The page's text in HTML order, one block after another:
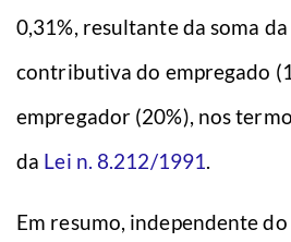
0,31%, resultante da soma
contributiva do empregado
empregador (20%), nos
da Lei n. 8.212/1991.
Em resumo, independente